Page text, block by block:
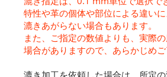
特性や革の個体や部位による違い
漉きあがらない場合もあります。
また、ご指定の数値よりも、実際
場合がありますので、あらかじめご